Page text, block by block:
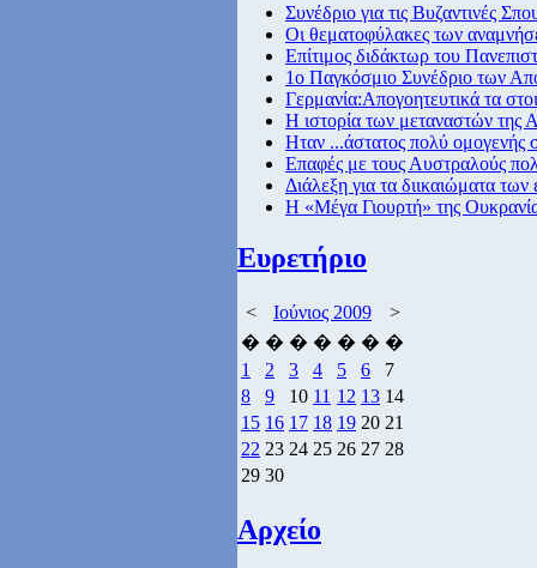
Συνέδριο για τις Βυζαντινές
Οι θεματοφύλακες των
Επίτιμος διδάκτωρ του
1ο Παγκόσμιο Συνέδριο των
Γερμανία:Απογοητευτικά τα
Η ιστορία των μεταναστών της
Hταν ...άστατος πολύ ομογενής
Επαφές με τους Αυστραλούς
Διάλεξη για τα διικαιώματα των
Η «Μέγα Γιουρτή» της
Ευρετήριο
< Ιούνιος 2009
>
� � � � � � �
1
2 3 4 5 6
7
8
9 10 11 12 13 14
15 16 17 18 19 20 21
22 23 24 25 26 27 28
29 30
Αρχείο